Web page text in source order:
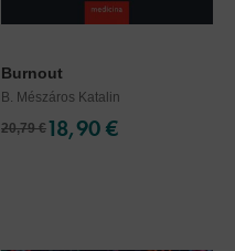
Burnout
B. Mészáros Katalin
20,79 €18,90 €